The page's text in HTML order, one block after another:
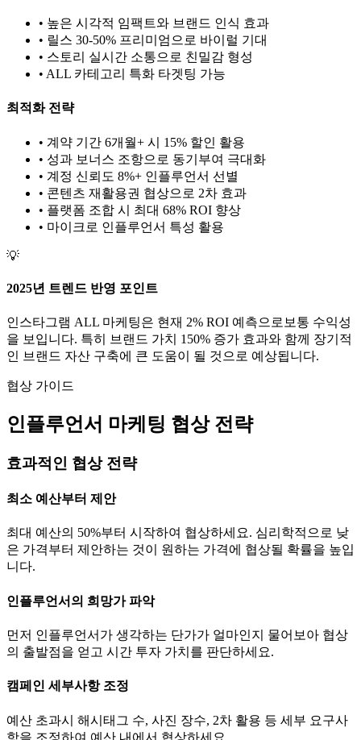
• 높은 시각적 임팩트와 브랜드 인식 효과
• 릴스 30-50% 프리미엄으로 바이럴 기대
• 스토리 실시간 소통으로 친밀감 형성
• ALL 카테고리 특화 타겟팅 가능
최적화 전략
• 계약 기간 6개월+ 시 15% 할인 활용
• 성과 보너스 조항으로 동기부여 극대화
• 계정 신뢰도 8%+ 인플루언서 선별
• 콘텐츠 재활용권 협상으로 2차 효과
• 플랫폼 조합 시 최대 68% ROI 향상
• 마이크로 인플루언서 특성 활용
💡
2025년 트렌드 반영 포인트
인스타그램 ALL 마케팅은 현재 2% ROI 예측으로 보통 수익성
을 보입니다. 특히 브랜드 가치
150% 증가 효과와 함께 장기적
인 브랜드 자산 구축에 큰 도움이 될 것으로 예상됩니다.
협상 가이드
인플루언서 마케팅 협상 전략
효과적인 협상 전략
최소 예산부터 제안
최대 예산의 50%부터 시작하여 협상하세요. 심리학적으로 낮
은 가격부터 제안하는 것이 원하는 가격에 협상될 확률을 높입
니다.
인플루언서의 희망가 파악
먼저 인플루언서가 생각하는 단가가 얼마인지 물어보아 협상
의 출발점을 얻고 시간 투자 가치를 판단하세요.
캠페인 세부사항 조정
예산 초과시 해시태그 수, 사진 장수, 2차 활용 등 세부 요구사
항을 조정하여 예산 내에서 협상하세요.